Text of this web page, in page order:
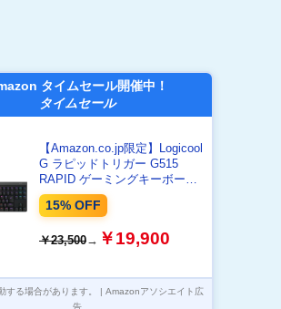
タイムセール開催中！
タイムセール
【Amazon.co.jp限定】Logicool
G ラピッドトリガー G515
RAPID ゲーミングキーボード
G515-TKL-RTBKd
15% OFF
￥23,500→ ￥19,900
する場合があります。 | Amazonアソシエイト広